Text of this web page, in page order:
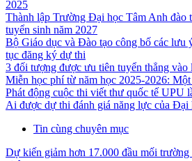
2025
Thành lập Trường Đại học Tâm Anh đào
tuyển sinh năm 2027
Bộ Giáo dục và Đào tạo công bố các lưu
tục đăng ký dự thi
3 đối tượng được ưu tiên tuyển thẳng vào
Miễn học phí từ năm học 2025-2026:
Phát động cuộc thi viết thư quốc tế UPU
Ai được dự thi đánh giá năng lực của
Tin cùng chuyên mục
Dự kiến giảm hơn 17.000 đầu mối trường